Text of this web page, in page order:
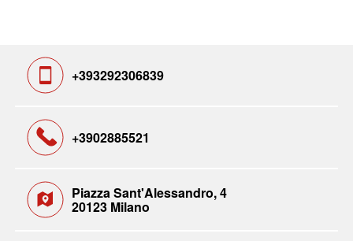
+393292306839
+3902885521
Piazza Sant'Alessandro, 4
20123 Milano